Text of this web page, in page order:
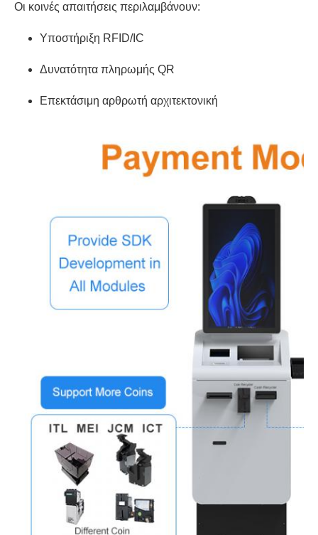
Οι κοινές απαιτήσεις περιλαμβάνουν:
Υποστήριξη RFID/IC
Δυνατότητα πληρωμής QR
Επεκτάσιμη αρθρωτή αρχιτεκτονική